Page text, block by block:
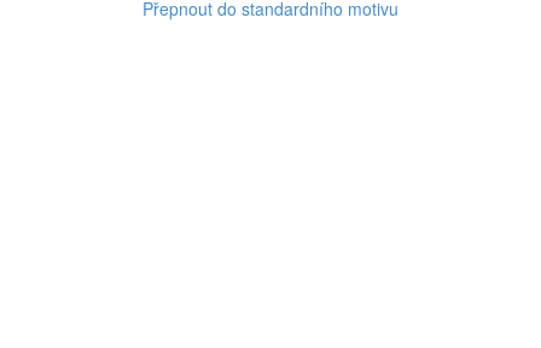
Přepnout do standardního motivu